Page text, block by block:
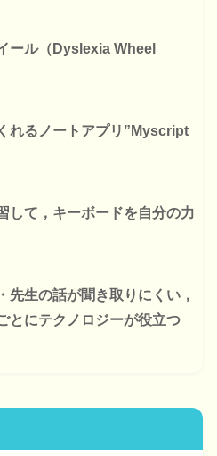
ール（Dyslexia Wheel
れるノートアプリ”Myscript
して，キーボードを自分の力
先生の話が聞き取りにくい，
とにテクノロジーが役立つ